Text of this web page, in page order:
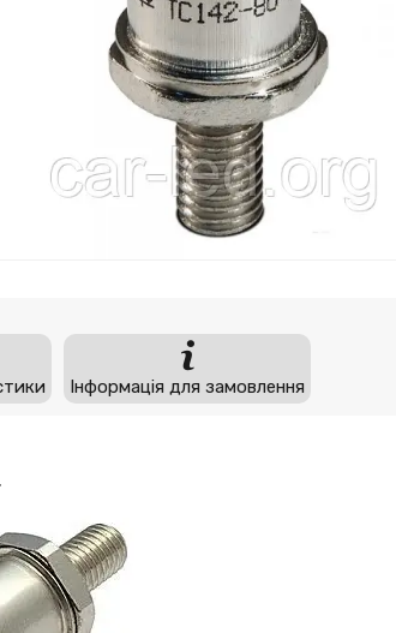
Інформація для замовлення